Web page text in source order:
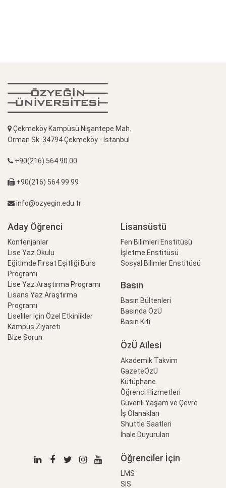
Çekmeköy Kampüsü Nişantepe Mah.
Orman Sk. 34794 Çekmeköy - İstanbul
+90(216) 564 90 00
+90(216) 564 99 99
info@ozyegin.edu.tr
Aday Öğrenci
Kontenjanlar
Lise Yaz Okulu
Eğitimde Fırsat Eşitliği Burs
Programı
Lise Yaz Araştırma Programı
Lisans Yaz Araştırma
Programı
Liseliler için Özel Etkinlikler
Kampüs Ziyareti
Bize Sorun
Lisansüstü
Fen Bilimleri Enstitüsü
İşletme Enstitüsü
Sosyal Bilimler Enstitüsü
Basın
Basın Bültenleri
Basında ÖzÜ
Basın Kiti
ÖzÜ Ailesi
Akademik Takvim
GazeteÖzÜ
Kütüphane
Öğrenci Hizmetleri
Güvenli Yaşam ve Çevre
İş Olanakları
Shuttle Saatleri
İhale Duyuruları
Öğrenciler İçin
LMS
SIS